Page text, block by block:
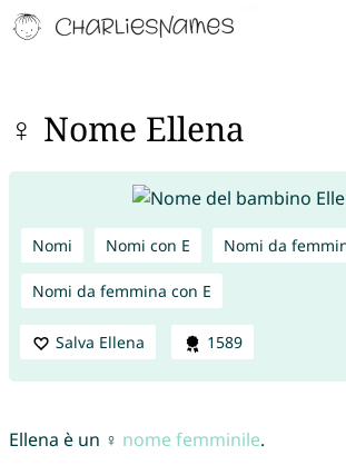
♀ Nome Ellena
Nomi Nomi con E Nomi da
Nomi da femmina con E
Salva Ellena 1589
Ellena è un ♀ nome femminile.